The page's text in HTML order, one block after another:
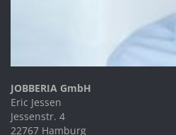
JOBBERIA GmbH
Eric Jessen
Jessenstr. 4
22767 Hamburg